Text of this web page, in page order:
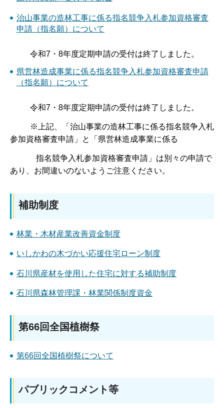
治山事業の造林工事に係る指名競争入札参加資格審査
申請（指名願）について
令和7・8年度定期申請の受付は終了しました。
県営林造成事業に係る指名競争入札参加資格審査申請
（指名願）について
令和7・8年度定期申請の受付は終了しました。
※上記、「治山事業の造林工事に係る指名競争入札
参加資格審査申請」と「県営林造成事業に係る
指名競争入札参加資格審査申請」は別々の申請で
あり、お間違いのないようご注意ください。
補助制度
林業・木材産業改善資金制度
いしかわの木づかい応援住宅ローン制度
石川県産材を使用した住宅に対する補助制度
石川県森林管理課・林業関係制度資金
第66回全国植樹祭
第66回全国植樹祭について
パブリックコメント等